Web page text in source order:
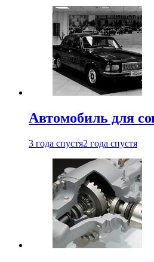
Автомобиль для
3 года спустя2 года спустя